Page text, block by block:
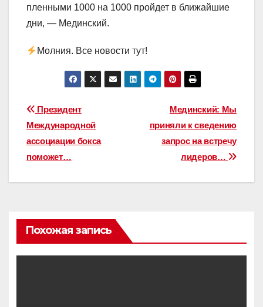
пленными 1000 на 1000 пройдет в ближайшие
дни, — Мединский.
Молния. Все новости тут!
Навигация
по
записям
Мединский: Мы
приняли к сведению
запрос на встречу
лидеров…
Президент
Международной
ассоциации бокса
поможет…
Похожая запись